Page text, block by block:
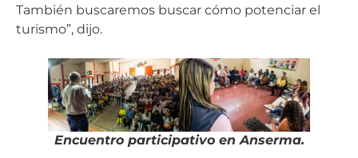
También buscaremos buscar cómo potenciar el
turismo”, dijo.
Encuentro participativo en Anserma.